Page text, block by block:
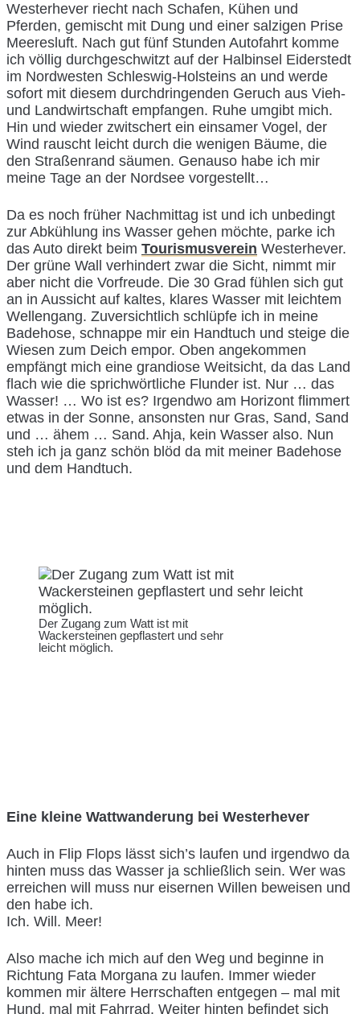
Westerhever riecht nach Schafen, Kühen und
Pferden, gemischt mit Dung und einer salzigen Prise
Meeresluft. Nach gut fünf Stunden Autofahrt komme
ich völlig durchgeschwitzt auf der Halbinsel Eiderstedt
im Nordwesten Schleswig-Holsteins an und werde
sofort mit diesem durchdringenden Geruch aus Vieh-
und Landwirtschaft empfangen. Ruhe umgibt mich.
Hin und wieder zwitschert ein einsamer Vogel, der
Wind rauscht leicht durch die wenigen Bäume, die
den Straßenrand säumen. Genauso habe ich mir
meine Tage an der Nordsee vorgestellt…
Da es noch früher Nachmittag ist und ich unbedingt
zur Abkühlung ins Wasser gehen möchte, parke ich
das Auto direkt beim Tourismusverein Westerhever.
Der grüne Wall verhindert zwar die Sicht, nimmt mir
aber nicht die Vorfreude. Die 30 Grad fühlen sich gut
an in Aussicht auf kaltes, klares Wasser mit leichtem
Wellengang. Zuversichtlich schlüpfe ich in meine
Badehose, schnappe mir ein Handtuch und steige die
Wiesen zum Deich empor. Oben angekommen
empfängt mich eine grandiose Weitsicht, da das Land
flach wie die sprichwörtliche Flunder ist. Nur … das
Wasser! … Wo ist es? Irgendwo am Horizont flimmert
etwas in der Sonne, ansonsten nur Gras, Sand, Sand
und … ähem … Sand. Ahja, kein Wasser also. Nun
steh ich ja ganz schön blöd da mit meiner Badehose
und dem Handtuch.
Der Zugang zum Watt ist mit
Wackersteinen gepflastert und sehr
leicht möglich.
Eine kleine Wattwanderung bei Westerhever
Auch in Flip Flops lässt sich’s laufen und irgendwo da
hinten muss das Wasser ja schließlich sein. Wer was
erreichen will muss nur eisernen Willen beweisen und
den habe ich.
Ich. Will. Meer!
Also mache ich mich auf den Weg und beginne in
Richtung Fata Morgana zu laufen. Immer wieder
kommen mir ältere Herrschaften entgegen – mal mit
Hund, mal mit Fahrrad. Weiter hinten befindet sich